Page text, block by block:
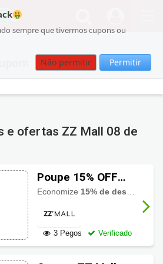
sempre que tivermos cupons ou
Não permitir Permitir
e ofertas ZZ Mall 08 de
Poupe 15% OFF
usando cupom ZZ
Economize 15% de desconto
3 Pegos Verificado